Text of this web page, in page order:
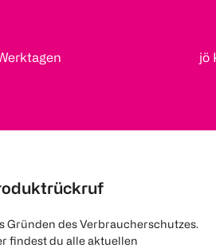
jö
Gründen des Verbraucherschutzes.
findest du alle aktuellen